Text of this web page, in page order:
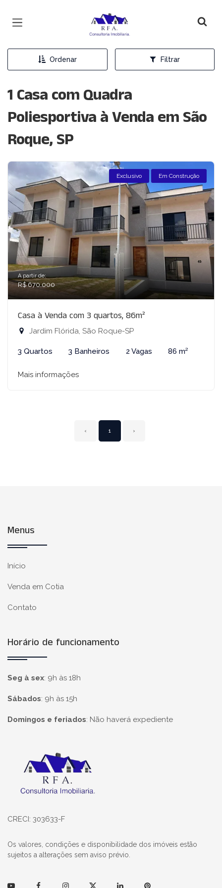
Página inicial
Ordenar Filtrar
1 Casa com Quadra
Poliesportiva à Venda em São
Roque, SP
Exclusivo Em Construção
A partir de:
R$ 670.000
Casa à Venda com 3 quartos, 86m²
Jardim Flórida, São Roque-SP
3 Quartos 3 Banheiros 2 Vagas 86 m²
Mais informações
‹ 1 ›
Menus
Início
Venda em Cotia
Contato
Horário de funcionamento
Seg à sex: 9h às 18h
Sábados: 9h às 15h
Domingos e feriados: Não haverá expediente
Página inicial
CRECI: 303633-F
Os valores, condições e disponibilidade dos imóveis estão
sujeitos a alterações sem aviso prévio.
YoutubeFacebookInstagramTwitter LinkedinPinterest